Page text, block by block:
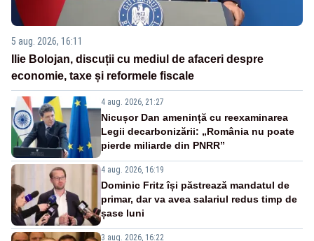
5 aug. 2026, 16:11
Ilie Bolojan, discuții cu mediul de afaceri despre
economie, taxe și reformele fiscale
4 aug. 2026, 21:27
Nicușor Dan amenință cu reexaminarea
Legii decarbonizării: „România nu poate
pierde miliarde din PNRR”
4 aug. 2026, 16:19
Dominic Fritz își păstrează mandatul de
primar, dar va avea salariul redus timp de
șase luni
3 aug. 2026, 16:22